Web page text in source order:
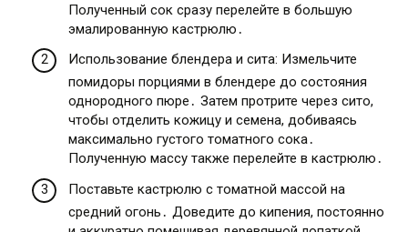
Полученный сок сразу перелейте в большую
эмалированную кастрюлю․
Использование блендера и сита: Измельчите
помидоры порциями в блендере до состояния
однородного пюре․ Затем протрите через сито,
чтобы отделить кожицу и семена, добиваясь
максимально густого томатного сока․
Полученную массу также перелейте в кастрюлю․
Поставьте кастрюлю с томатной массой на
средний огонь․ Доведите до кипения, постоянно